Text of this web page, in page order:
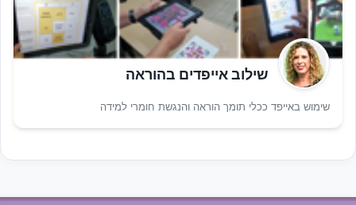
שילוב אייפדים בהוראה
שימוש באייפד ככלי תומך הוראה והנגשת חומרי למידה